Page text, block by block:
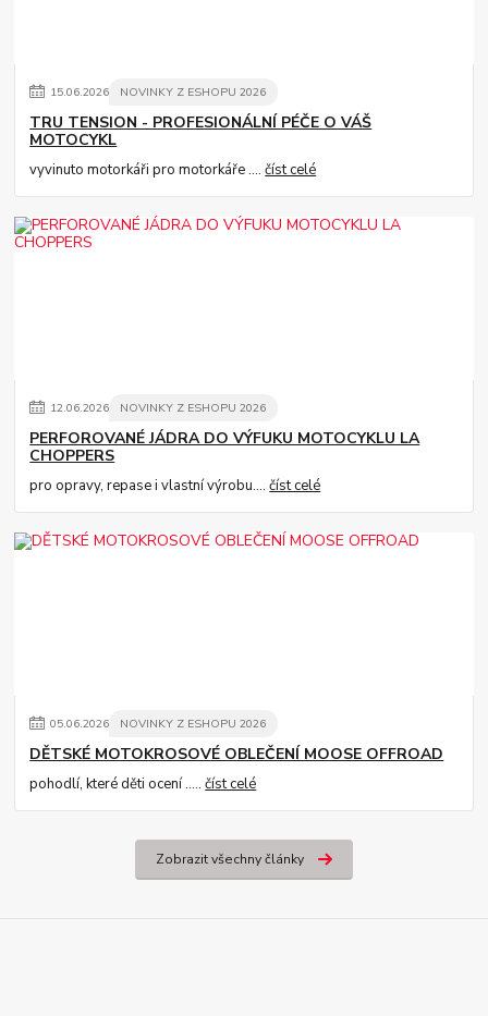
15.06.2026 NOVINKY Z ESHOPU 2026
TRU TENSION - PROFESIONÁLNÍ PÉČE O VÁŠ
MOTOCYKL
vyvinuto motorkáři pro motorkáře ....číst celé
12.06.2026 NOVINKY Z ESHOPU 2026
PERFOROVANÉ JÁDRA DO VÝFUKU MOTOCYKLU LA
CHOPPERS
pro opravy, repase i vlastní výrobu....číst celé
05.06.2026 NOVINKY Z ESHOPU 2026
DĚTSKÉ MOTOKROSOVÉ OBLEČENÍ MOOSE OFFROAD
pohodlí, které děti ocení .....číst celé
Zobrazit všechny články